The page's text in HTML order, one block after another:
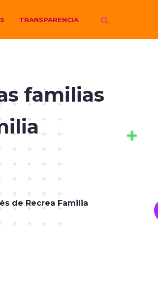
TRANSPARENCIA
familias
de Recrea Familia